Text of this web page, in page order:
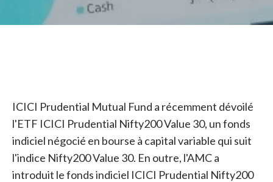
ICICI Prudential Mutual Fund a récemment dévoilé
l'ETF ICICI Prudential Nifty200 Value 30, un fonds
indiciel négocié en bourse à capital variable qui suit
l'indice Nifty200 Value 30. En outre, l'AMC a
introduit le fonds indiciel ICICI Prudential Nifty200